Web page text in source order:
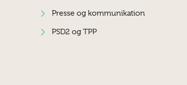
Presse og kommunikation
PSD2 og TPP